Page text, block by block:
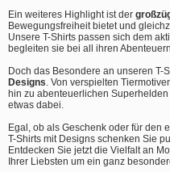
Ein weiteres Highlight ist der
Bewegungsfreiheit bietet und
Unsere T-Shirts passen sich dem
begleiten sie bei all ihren Abenteuern.
Doch das Besondere an unseren T-
Designs . Von verspielten
hin zu abenteuerlichen
etwas dabei.
Egal, ob als Geschenk oder für den
T-Shirts mit Designs schenken Sie
Entdecken Sie jetzt die Vielfalt an
Ihrer Liebsten um ein ganz